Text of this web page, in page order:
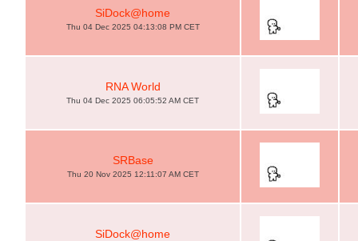
SiDock@home
Thu 04 Dec 2025 04:13:08 PM CET
RNA World
Thu 04 Dec 2025 06:05:52 AM CET
SRBase
Thu 20 Nov 2025 12:11:07 AM CET
SiDock@home